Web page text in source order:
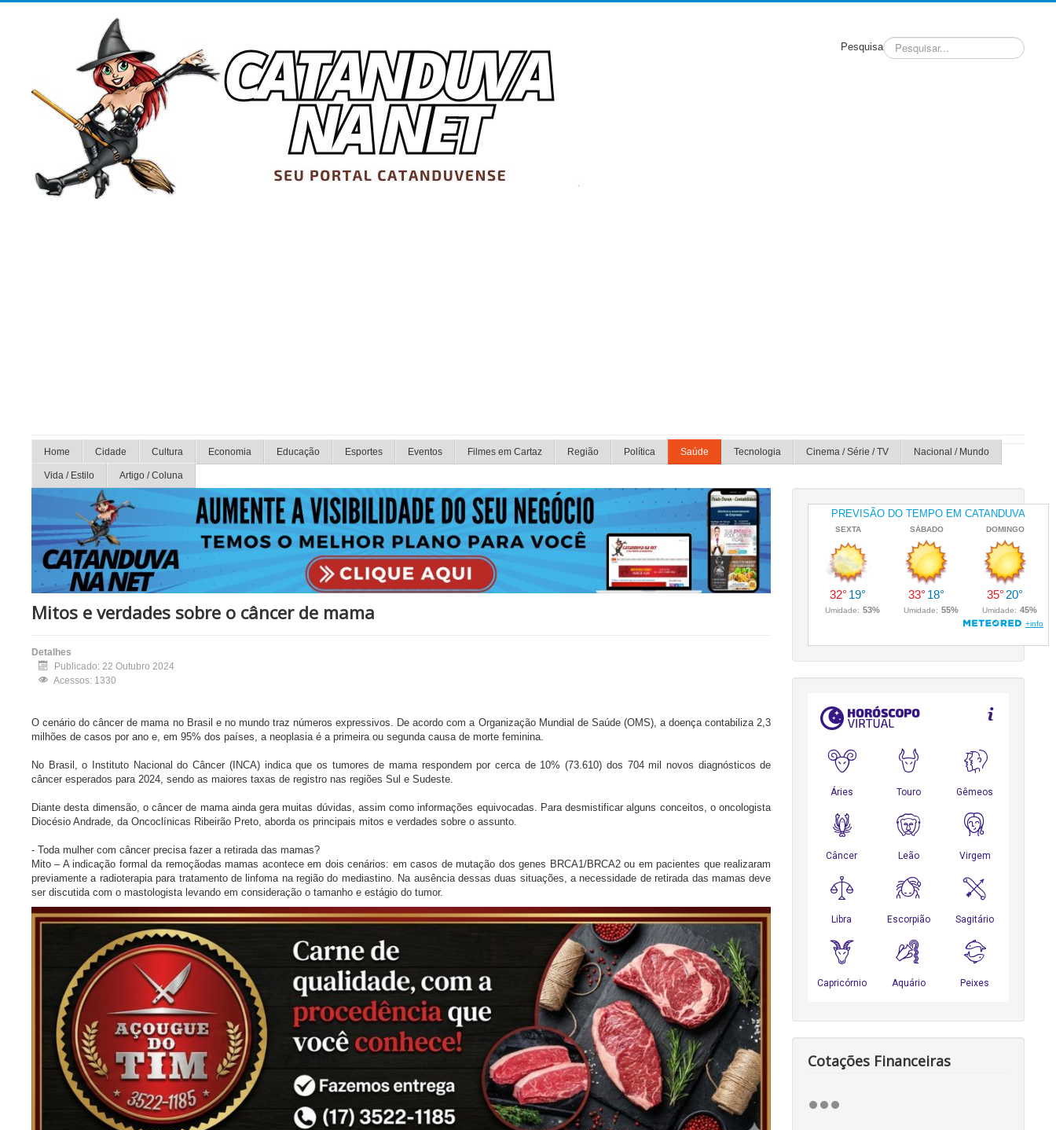
Pesquisa
Home Cidade Cultura Economia Educação Esportes Eventos Filmes em Cartaz Região Política Saúde Tecnologia Cinema / Série / TV Nacional / Mundo
Vida / Estilo Artigo / Coluna
Mitos e verdades sobre o câncer de mama
Detalhes
Publicado: 22 Outubro 2024
Acessos: 1330
O cenário do câncer de mama no Brasil e no mundo traz números expressivos. De acordo com a Organização Mundial de Saúde (OMS), a doença contabiliza 2,3
milhões de casos por ano e, em 95% dos países, a neoplasia é a primeira ou segunda causa de morte feminina.
No Brasil, o Instituto Nacional do Câncer (INCA) indica que os tumores de mama respondem por cerca de 10% (73.610) dos 704 mil novos diagnósticos de
câncer esperados para 2024, sendo as maiores taxas de registro nas regiões Sul e Sudeste.
Diante desta dimensão, o câncer de mama ainda gera muitas dúvidas, assim como informações equivocadas. Para desmistificar alguns conceitos, o oncologista
Diocésio Andrade, da Oncoclínicas Ribeirão Preto, aborda os principais mitos e verdades sobre o assunto.
- Toda mulher com câncer precisa fazer a retirada das mamas?
Mito – A indicação formal da remoçãodas mamas acontece em dois cenários: em casos de mutação dos genes BRCA1/BRCA2 ou em pacientes que realizaram
previamente a radioterapia para tratamento de linfoma na região do mediastino. Na ausência dessas duas situações, a necessidade de retirada das mamas deve
ser discutida com o mastologista levando em consideração o tamanho e estágio do tumor.
Cotações Financeiras